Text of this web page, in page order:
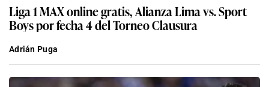
Liga 1 MAX online gratis, Alianza Lima vs. Sport
Boys por fecha 4 del Torneo Clausura
Adrián Puga